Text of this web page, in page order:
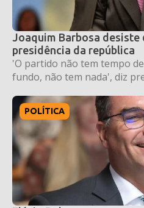
Joaquim Barbosa desiste
presidência da república
'O partido não tem tempo
fundo, não tem nada', diz
POLÍTICA